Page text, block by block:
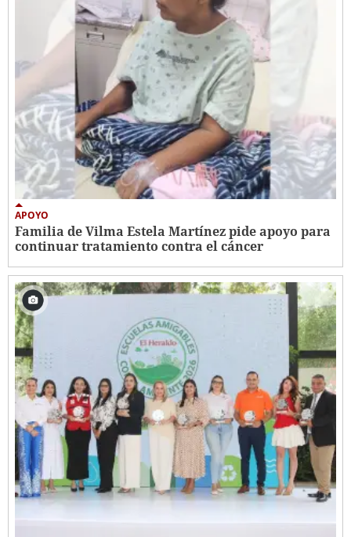
APOYO
Familia de Vilma Estela Martínez pide apoyo para
continuar tratamiento contra el cáncer